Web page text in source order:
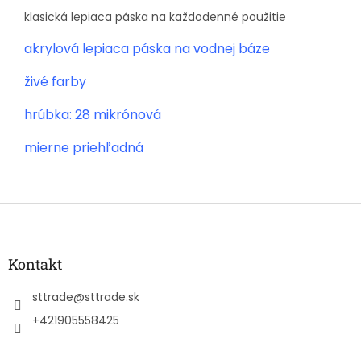
klasická lepiaca páska na každodenné použitie
akrylová lepiaca páska na vodnej báze
živé farby
hrúbka: 28 mikrónová
mierne priehľadná
Z
Kontakt
sttrade@sttrade.sk
+421905558425